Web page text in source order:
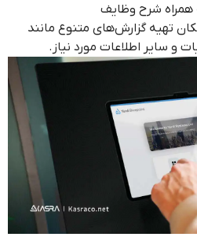
همراه شرح وظایف
تهیه گزارش‌های متنوع مانند
و سایر اطلاعات مورد نیاز.